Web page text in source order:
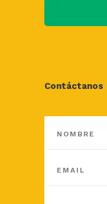
Contáctanos